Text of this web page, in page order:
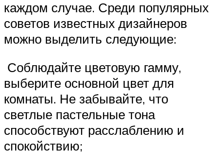
каждом случае. Среди популярных
советов известных дизайнеров
можно выделить следующие:
Соблюдайте цветовую гамму,
выберите основной цвет для
комнаты. Не забывайте, что
светлые пастельные тона
способствуют расслаблению и
спокойствию;